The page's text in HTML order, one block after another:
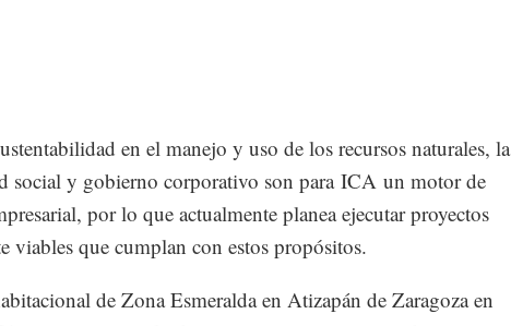
en el manejo y uso de los recursos naturales, la
social y gobierno corporativo son para ICA un motor de
por lo que actualmente planea ejecutar proyectos
viables que cumplan con estos propósitos.
de Zona Esmeralda en Atizapán de Zaragoza en